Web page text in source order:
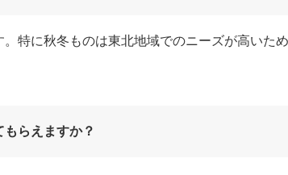
特に秋冬ものは東北地域でのニーズが高いた
らえますか？